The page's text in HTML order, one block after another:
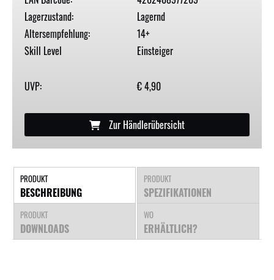
Lagerzustand:
Lagernd
Altersempfehlung:
14+
Skill Level
Einsteiger
UVP: € 4,90
Zur Händlerübersicht
PRODUKT
BESCHREIBUNG
PRODUKT
SPEZIFIKATIONEN
PRODUKT
DOWNLOADS
WO
ERHÄLTLICH?